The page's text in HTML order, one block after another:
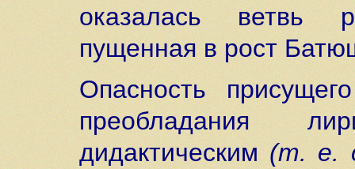
оказалась ветвь
пущенная в рост
Опасность
преобладания
дидактическим (т. е.